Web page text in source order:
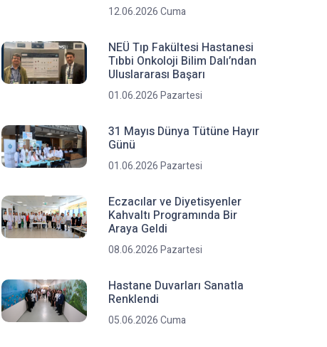
12.06.2026 Cuma
NEÜ Tıp Fakültesi Hastanesi
Tıbbi Onkoloji Bilim Dalı’ndan
Uluslararası Başarı
01.06.2026 Pazartesi
31 Mayıs Dünya Tütüne Hayır
Günü
01.06.2026 Pazartesi
Eczacılar ve Diyetisyenler
Kahvaltı Programında Bir
Araya Geldi
08.06.2026 Pazartesi
Hastane Duvarları Sanatla
Renklendi
05.06.2026 Cuma